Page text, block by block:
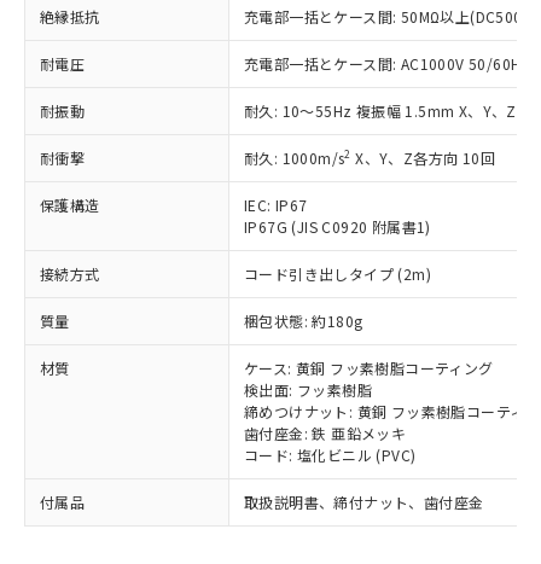
絶縁抵抗 充電部一括とケース間: 50MΩ以上(DC500V
耐電圧 充電部一括とケース間: AC1000V 50/60Hz
耐振動 耐久: 10～55Hz 複振幅 1.5mm X、Y、Z各
耐衝撃 耐久: 1000m/s2 X、Y、Z各方向 10回
保護構造
IEC: IP67
IP67G (JIS C0920 附属書1)
接続方式 コード引き出しタイプ (2m)
質量 梱包状態: 約180g
材質
ケース: 黄銅 フッ素樹脂コーティング
検出面: フッ素樹脂
締めつけナット: 黄銅 フッ素樹脂コーティ
歯付座金: 鉄 亜鉛メッキ
コード: 塩化ビニル (PVC)
付属品 取扱説明書、締付ナット、歯付座金
在庫状況および標準価格照会結果は、
記載している更新日時点での社内デー
タに基づき作成されるものであり、閲
覧された時点での実際の在庫および標
準価格とは異なる場合があることをご
了承ください。
正式な納期状況および標準価格はお客
様のお取引先、またはお客様担当のオ
ムロン制御機器販売店・当社販売員に
ご相談ください。
オムロン制御機器販売店や当社販売拠
販売ネットワーク
」をご確認
在庫状況および標準価格結果を当社の
事前の承諾なく第三者に漏洩または開
示しないようお願いします。
マイパーツ機能（部品リスト作成サー
ビス）をご利用いただくには、I-Web
メンバーズにご登録されている必要が
お客様が当ウェブサイト上で当社にご
むを得ず変更することがあります。
*EU RoHS指令（10物質）：
鉛(Pb) 1000ppm以下、 水銀(Hg) 1000ppm以下、 カド
ミウム(Cd) 100ppm以下、
六価クロム(Cr(Ⅵ)) 1000ppm以下、ポリ臭化ビフェニル
類(PBB) 1000ppm以下、ポリ臭化ジフェニルエーテル類
(PBDE) 1000ppm以下、フタル酸ビス(2-エチルヘキシ
ル) (DEHP)(別名：DOP) 1000ppm以下、フタル酸ブチ
ルベンジル（BBP） 1000ppm以下、フタル酸ジブチル
（DBP） 1000ppm以下、フタル酸ジイソブチル
但し、RoHS指令で産業用監視および制御機器に対する
適用除外項目は除く。
フタル酸エステル類の４物質については閾値を超える意
図的な使用がないことを確認しています。
部品在庫の切り替え状況などにより、予定
月が前後することがあります。
い合わせください。
Cr(Ⅵ)(六価クロム) : 1000ppm、 PBBs(ポリ臭化ビフェ
ニル類) : 1000ppm、 PBDEs(ポリ臭化ジフェニルエーテ
DBP(フタル酸ジブチル) : 1000ppm、 DIBP(フタル酸ジ
イソブチル) : 1000ppm、 BBP(フタル酸ブチルベンジ
DEHP(フタル酸ビス(2-エチルヘキシル)) : 1000ppm
※2 環境保護使用期限
「ｅ」：有害物質（10物質）のすべてが基
準値以下であることを示します。
「10」：通常の使用状況下において有害物
質が外部に漏えいし、環境に深刻な影響を
及ぼさない年数を意味します。
「－」：未確認です。当社販売部門へお問
い合わせください。
為替および外国貿易法に定める商品
（以下｢規制貨物等」という）を輸出
または国外への提供する場合は、日本
国政府の輸出許可(または役務取引許
可)を取得するなどの必要な手続きを
当社は規制貨物を破棄する場合は、完
全に破砕するなど、違法に輸出されな
いよう必要な手段を講じます。
当社は貴社製品を、核兵器、ミサイ
ル、化学兵器、生物兵器またはその他
武器並びにこれらの製造装置等に一切
使用いたしません。
当社は、貴社製品を第三者に販売する
場合は、上記1、2および3の内容を当
該第三者に通知します。また当社は、
販売先および販売に係わる関係者が違
法に輸出するおそれがある場合は、取
り引きをいたしません。
一定数以上の在庫あり
一定数には満たないが在庫あり
在庫なし(最新の在庫状況につ
いては、お客様のお取引先、ま
たはお客様担当のオムロン制御
機器販売店・当社販売員にご確
認ください)
受注生産機種、また在庫状況の
情報を公開していない機種